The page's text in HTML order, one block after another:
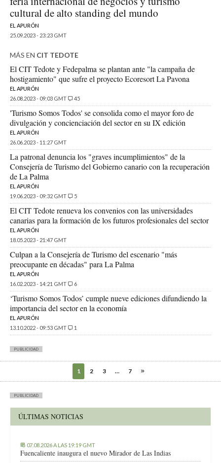
cultural de alto standing del mundo
EL APURÓN
25.09.2023 - 23:23 GMT
MÁS EN CIT TEDOTE
El CIT Tedote y Fedepalma se plantan ante "la campaña de
hostigamiento" que sufre el proyecto Ecoresort La Pavona
EL APURÓN
26.08.2023 - 09:03 GMT
45
'Turismo Somos Todos' se consolida como el mayor foro de
divulgación y concienciación del sector en su IX edición
EL APURÓN
26.06.2023 - 11:27 GMT
La patronal denuncia los "graves incumplimientos" de la
Consejería de Turismo del Gobierno canario con la recuperación
de La Palma
EL APURÓN
19.06.2023 - 09:32 GMT
5
El CIT Tedote renueva los convenios con las universidades
canarias para la formación de los futuros profesionales del sector
EL APURÓN
18.05.2023 - 21:47 GMT
Culpan a la Consejería de Turismo del escenario "más
preocupante en décadas" para La Palma
EL APURÓN
16.02.2023 - 14:21 GMT
6
‘Turismo Somos Todos’ cumple nueve ediciones difundiendo la
importancia del sector en la economía
EL APURÓN
13.10.2022 - 09:53 GMT
1
PUBLICIDAD
1 2 3 … 7
PUBLICIDAD
ÚLTIMAS NOTICIAS
07.08.2026 A LAS 19:19 GMT
Fuencaliente inaugura el nuevo Mirador de Las Indias